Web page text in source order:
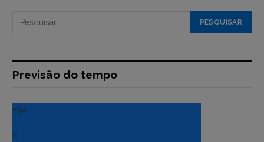
Previsão do tempo
+34
°
C